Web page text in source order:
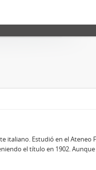
italiano. Estudió en el Ateneo
el título en 1902.